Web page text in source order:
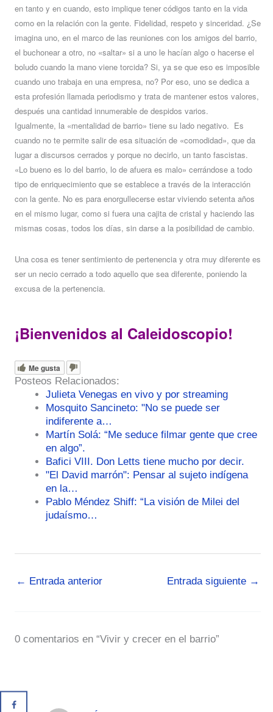
en tanto y en cuando, esto implique tener códigos tanto en la vida
como en la relación con la gente. Fidelidad, respeto y sinceridad. ¿Se
imagina uno, en el marco de las reuniones con los amigos del barrio,
el buchonear a otro, no «saltar» si a uno le hacían algo o hacerse el
boludo cuando la mano viene torcida? Si, ya se que eso es imposible
cuando uno trabaja en una empresa, no? Por eso, uno se dedica a
esta profesión llamada periodismo y trata de mantener estos valores,
después una cantidad innumerable de despidos varios.
Igualmente, la «mentalidad de barrio» tiene su lado negativo. Es
cuando no te permite salir de esa situación de «comodidad», que da
lugar a discursos cerrados y porque no decirlo, un tanto fascistas.
«Lo bueno es lo del barrio, lo de afuera es malo» cerrándose a todo
tipo de enriquecimiento que se establece a través de la interacción
con la gente. No es para enorgullecerse estar viviendo setenta años
en el mismo lugar, como si fuera una cajita de cristal y haciendo las
mismas cosas, todos los días, sin darse a la posibilidad de cambio.
Una cosa es tener sentimiento de pertenencia y otra muy diferente es
ser un necio cerrado a todo aquello que sea diferente, poniendo la
excusa de la pertenencia.
¡Bienvenidos al Caleidoscopio!
Me gusta
Posteos Relacionados:
Julieta Venegas en vivo y por streaming
Mosquito Sancineto: "No se puede ser
indiferente a…
Martín Solá: “Me seduce filmar gente que cree
en algo”.
Bafici VIII. Don Letts tiene mucho por decir.
"El David marrón": Pensar al sujeto indígena
en la…
Pablo Méndez Shiff: “La visión de Milei del
judaísmo…
← Entrada anterior Entrada siguiente →
0 comentarios en “Vivir y crecer en el barrio”